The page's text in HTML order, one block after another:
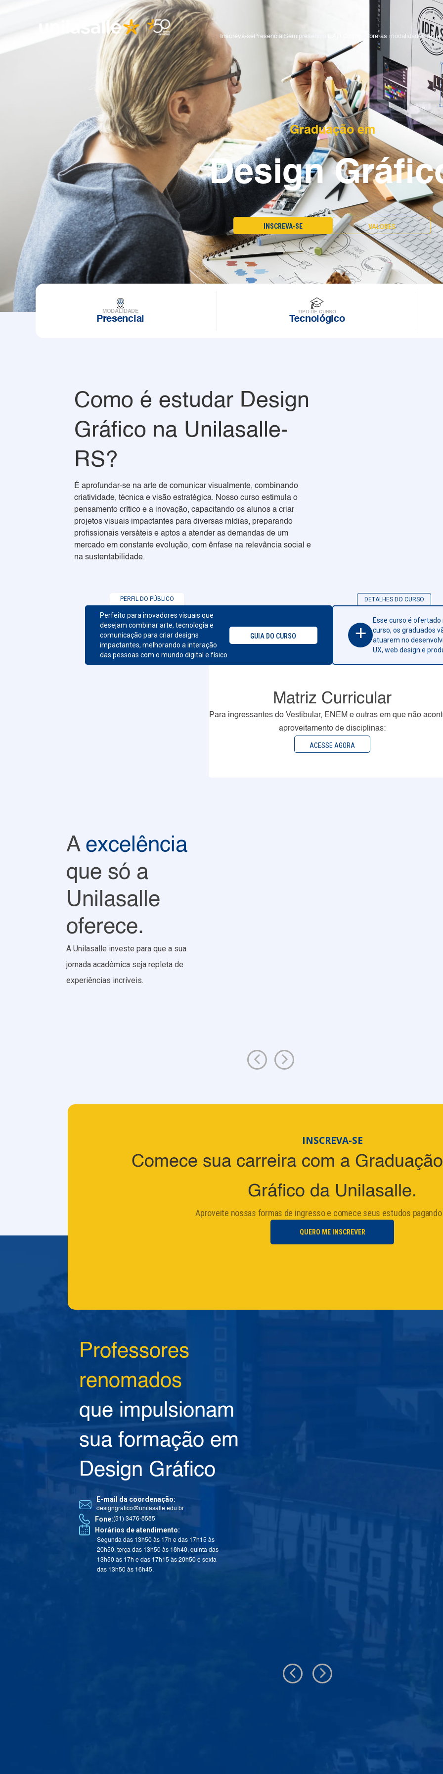
Inscreva-sePresencial Semipresencial Sobre as modalidadesTeste
Graduação em
Design
INSCREVA-SE VALORES
MODALIDADE
Presencial
TIPO DE CURSO
Tecnológico
Como é estudar Design
Gráfico na Unilasalle-
RS?
É aprofundar-se na arte de comunicar visualmente, combinando
criatividade, técnica e visão estratégica. Nosso curso estimula o
pensamento crítico e a inovação, capacitando os alunos a criar
projetos visuais impactantes para diversas mídias, preparando
profissionais versáteis e aptos a atender as demandas de um
mercado em constante evolução, com ênfase na relevância social e
na sustentabilidade.
PERFIL DO PÚBLICO
Perfeito para inovadores visuais que
desejam combinar arte, tecnologia e
comunicação para criar designs
impactantes, melhorando a interação
das pessoas com o mundo digital e físico.
GUIA DO CURSO
DETALHES DO CURSO
+
Esse curso é
curso, os graduados
atuarem no
UX, web design e
Matriz Curricular
Para ingressantes do Vestibular, ENEM e outras em que não
aproveitamento de disciplinas:
ACESSE AGORA
A excelência
que só a
Unilasalle
oferece.
A Unilasalle investe para que a sua
jornada acadêmica seja repleta de
experiências incríveis.
INSCREVA-SE
Comece sua carreira com a
Gráfico da Unilasalle.
Aproveite nossas formas de ingresso e comece seus estudos
QUERO ME INSCREVER
Professores
renomados
que impulsionam
sua formação em
Design Gráfico
E-mail da coordenação:
designgrafico@unilasalle.edu.br
Fone:(51) 3476-8585
Horários de atendimento:
Segunda das 13h50 às 17h e das 17h15 às
20h50, terça das 13h50 às 18h40, quinta das
13h50 às 17h e das 17h15 às 20h50 e sexta
das 13h50 às 16h45.